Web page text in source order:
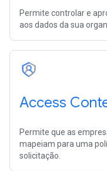
Permite controlar e
aos dados da sua
Access
Permite que as
mapeiam para uma
solicitação.